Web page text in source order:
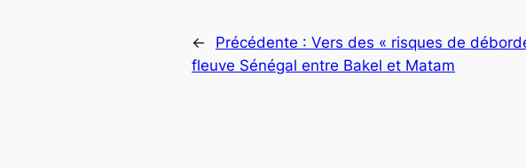
← Précédente : Vers des « risques de
fleuve Sénégal entre Bakel et Matam